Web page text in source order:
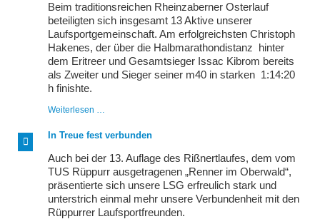
2016
Beim traditionsreichen Rheinzaberner Osterlauf
beteiligten sich insgesamt 13 Aktive unserer
Laufsportgemeinschaft. Am erfolgreichsten Christoph
Hakenes, der über die Halbmarathondistanz hinter
dem Eritreer und Gesamtsieger Issac Kibrom bereits
als Zweiter und Sieger seiner m40 in starken 1:14:20
h finishte.
Weiterlesen …
Römerdorf
In Treue fest verbunden
Auch bei der 13. Auflage des Rißnertlaufes, dem vom
TUS Rüppurr ausgetragenen „Renner im Oberwald“,
präsentierte sich unsere LSG erfreulich stark und
unterstrich einmal mehr unsere Verbundenheit mit den
Rüppurrer Laufsportfreunden.